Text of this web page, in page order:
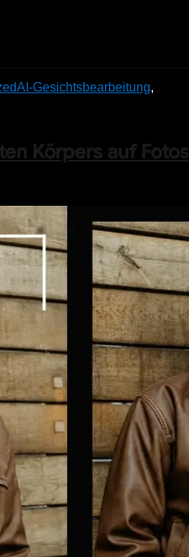
AI-Gesichtsbearbeitung,
Körpers auf Fotos